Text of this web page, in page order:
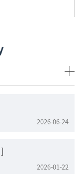
2026-06-24
2026-01-22